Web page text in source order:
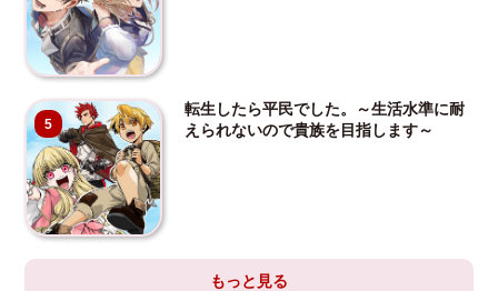
5
転生したら平民でした。～生活水準に耐
えられないので貴族を目指します～
もっと見る